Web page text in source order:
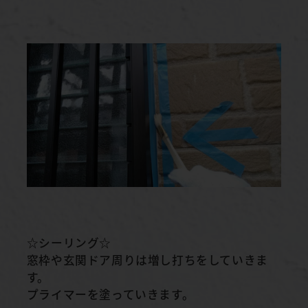
☆シーリング☆
窓枠や玄関ドア周りは増し打ちをしていきま
す。
プライマーを塗っていきます。